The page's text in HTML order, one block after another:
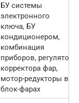
БУ системы
электронного
ключа, БУ
кондиционером,
комбинация
приборов, регулятор
корректора фар,
мотор-редукторы в
блок-фарах